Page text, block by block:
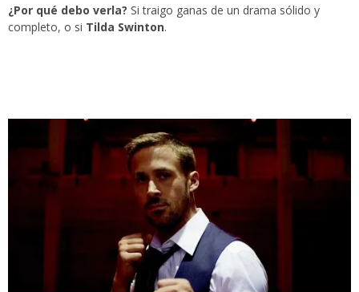
¿Por qué debo verla? Si traigo ganas de un drama sólido y
completo, o si Tilda Swinton.